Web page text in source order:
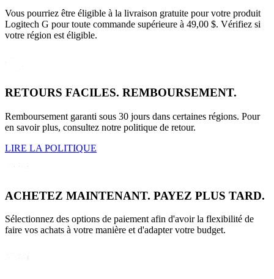
Vous pourriez être éligible à la livraison gratuite pour votre produit
Logitech G pour toute commande supérieure à 49,00 $. Vérifiez si
votre région est éligible.
RETOURS FACILES. REMBOURSEMENT.
Remboursement garanti sous 30 jours dans certaines régions. Pour
en savoir plus, consultez notre politique de retour.
LIRE LA POLITIQUE
ACHETEZ MAINTENANT. PAYEZ PLUS TARD.
Sélectionnez des options de paiement afin d'avoir la flexibilité de
faire vos achats à votre manière et d'adapter votre budget.